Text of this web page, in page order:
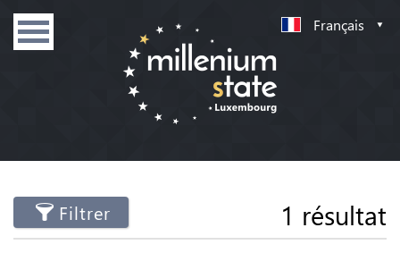
Français
Filtrer 1 résultat